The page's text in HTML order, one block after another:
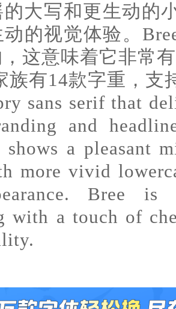
大写和更生动的
的视觉体验。
这意味着它非常
族有14款字重，支
sans serif that
and
a pleasant
more vivid
Bree is
with a touch of